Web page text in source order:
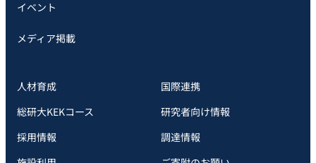
イベント
メディア掲載
人材育成
国際連携
総研大KEKコース
研究者向け情報
採用情報
調達情報